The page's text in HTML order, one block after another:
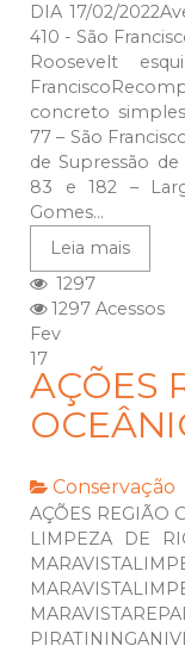
DIA 17/02/
410 - São
Roosevelt
concreto
77 – São
de Supressão
83 e 182 –
Gomes...
Leia mais
1297
1297 Acessos
Fev
17
AÇÕES
Conservação
AÇÕES REGIÃO
LIMPEZA DE